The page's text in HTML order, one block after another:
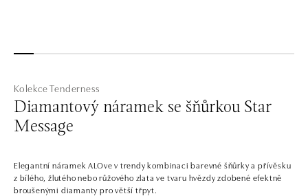
Kolekce Tenderness
Diamantový náramek se šňůrkou Star
Message
Elegantní náramek ALOve v trendy kombinaci barevné šňůrky a přívěsku
z bílého, žlutého nebo růžového zlata ve tvaru hvězdy zdobené efektně
broušenými diamanty pro větší třpyt.